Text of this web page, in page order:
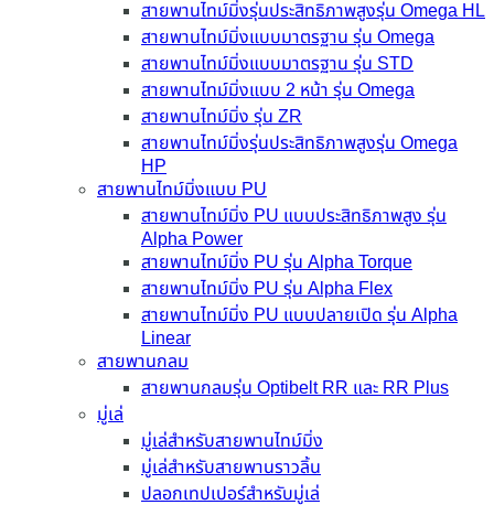
สายพานไทม์มิ่งรุ่นประสิทธิภาพสูงรุ่น Omega HL
สายพานไทม์มิ่งแบบมาตรฐาน รุ่น Omega
สายพานไทม์มิ่งแบบมาตรฐาน รุ่น STD
สายพานไทม์มิ่งแบบ 2 หน้า รุ่น Omega
สายพานไทม์มิ่ง รุ่น ZR
สายพานไทม์มิ่งรุ่นประสิทธิภาพสูงรุ่น Omega
HP
สายพานไทม์มิ่งแบบ PU
สายพานไทม์มิ่ง PU แบบประสิทธิภาพสูง รุ่น
Alpha Power
สายพานไทม์มิ่ง PU รุ่น Alpha Torque
สายพานไทม์มิ่ง PU รุ่น Alpha Flex
สายพานไทม์มิ่ง PU แบบปลายเปิด รุ่น Alpha
Linear
สายพานกลม
สายพานกลมรุ่น Optibelt RR และ RR Plus
มู่เล่
มู่เล่สำหรับสายพานไทม์มิ่ง
มู่เล่สำหรับสายพานราวลิ้น
ปลอกเทปเปอร์สำหรับมู่เล่